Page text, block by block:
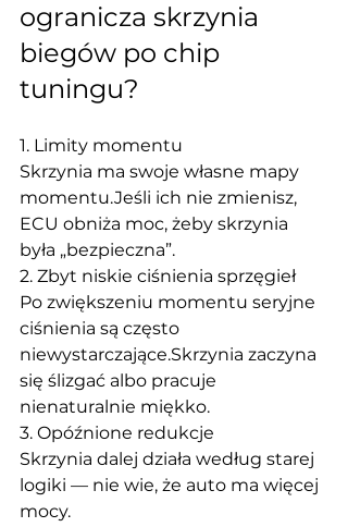
ogranicza skrzynia
biegów po chip
tuningu?
1. Limity momentu
Skrzynia ma swoje własne mapy
momentu.Jeśli ich nie zmienisz,
ECU obniża moc, żeby skrzynia
była „bezpieczna”.
2. Zbyt niskie ciśnienia sprzęgieł
Po zwiększeniu momentu seryjne
ciśnienia są często
niewystarczające.Skrzynia zaczyna
się ślizgać albo pracuje
nienaturalnie miękko.
3. Opóźnione redukcje
Skrzynia dalej działa według starej
logiki — nie wie, że auto ma więcej
mocy.